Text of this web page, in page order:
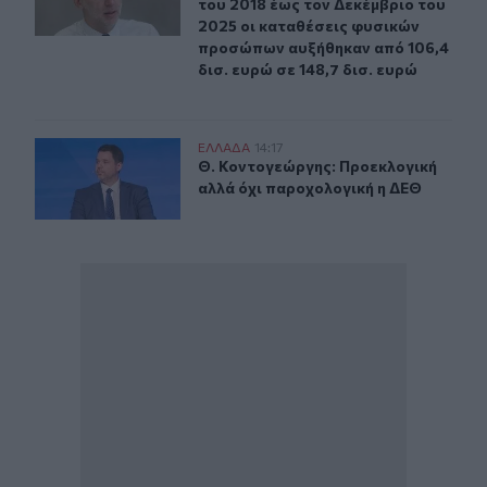
του 2018 έως τον Δεκέμβριο του
2025 οι καταθέσεις φυσικών
προσώπων αυξήθηκαν από 106,4
δισ. ευρώ σε 148,7 δισ. ευρώ
Θ. Κοντογεώργης: Προεκλογική αλλά όχι
ΕΛΛAΔΑ 14:17
Θ. Κοντογεώργης: Προεκλογική
Θ. Κοντογεώργης: Προεκλογική
αλλά όχι παροχολογική η ΔΕΘ